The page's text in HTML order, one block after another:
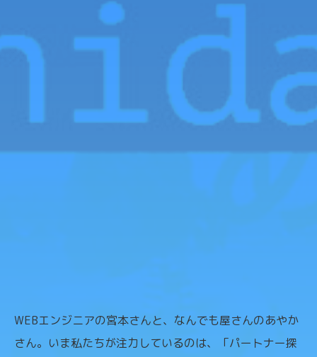
WEBエンジニアの宮本さんと、なんでも屋さんのあやか
さん。いま私たちが注力しているのは、「パートナー探